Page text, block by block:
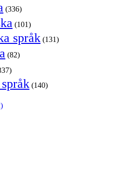
(336)
(101)
språk (131)
(82)
(140)